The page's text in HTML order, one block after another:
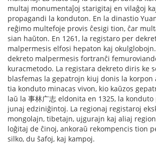
multaj monumentaĵoj starigitaj en vilaĝoj
propagandi la konduton. En la dinastio
reĝimo multefoje provis ĉesigi tion, ĉar
sian haŭton. En 1261, la registaro per
malpermesis elfosi hepaton kaj
dekreto malpermesis fortranĉi
kuracmetodo. La registara dekreto diris ke
blasfemas la gepatrojn kiuj donis la korpon
tia konduto minacas vivon, kio kaŭzos
laŭ la 事林广志 eldonita en 1325, la
junaj edziniĝintoj. La regionaj registaroj
mongolajn, tibetajn, ujgurajn kaj aliaj
loĝitaj de ĉinoj, ankoraŭ rekompencis tion
silko, du ŝafoj, kaj kampoj.